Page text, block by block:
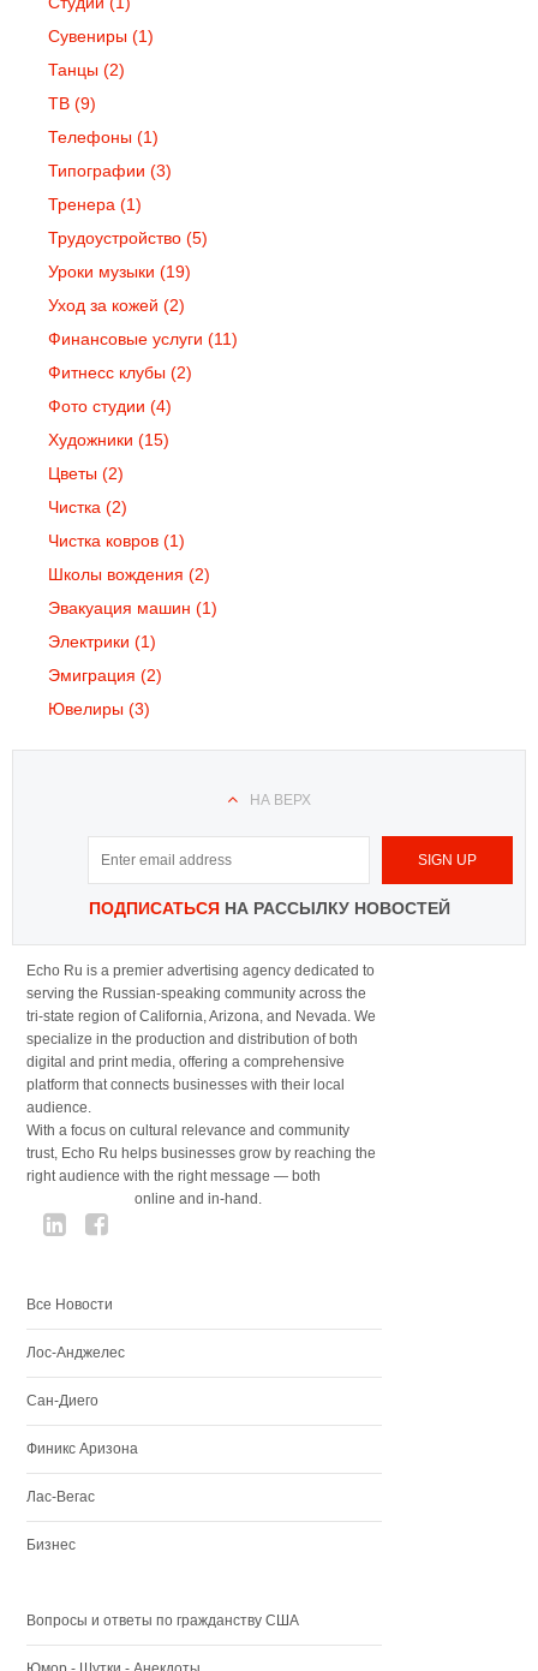
Сувениры (1)
Танцы (2)
ТВ (9)
Телефоны (1)
Типографии (3)
Тренера (1)
Трудоустройство (5)
Уроки музыки (19)
Уход за кожей (2)
Финансовые услуги (11)
Фитнесс клубы (2)
Фото студии (4)
Художники (15)
Цветы (2)
Чистка (2)
Чистка ковров (1)
Школы вождения (2)
Эвакуация машин (1)
Электрики (1)
Эмиграция (2)
Ювелиры (3)
НА ВЕРХ
ПОДПИСАТЬСЯНА РАССЫЛКУ НОВОСТЕЙ
Echo Ru is a premier advertising agency dedicated to
serving the Russian-speaking community across the
tri-state region of California, Arizona, and Nevada. We
specialize in the production and distribution of both
digital and print media, offering a comprehensive
platform that connects businesses with their local
audience.
With a focus on cultural relevance and community
trust, Echo Ru helps businesses grow by reaching the
right audience with the right message — both
online and in-hand.
Все Новости
Лос-Анджелес
Сан-Диего
Финикс Аризона
Лас-Вегас
Бизнес
Вопросы и ответы по гражданству США